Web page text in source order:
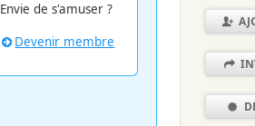
Envie de s'amuser ?
Devenir membre